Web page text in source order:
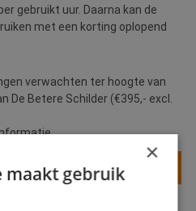
gebruikt uur. Daarna kan de
met een korting oplopend
verwachten ter hoogte van
De Betere Schilder (€395,- excl.
MET ONS OP
×
maakt gebruik